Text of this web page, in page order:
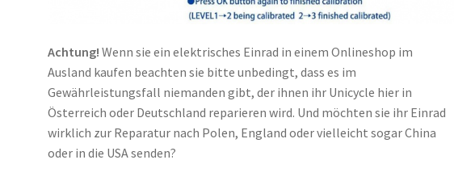
Achtung! Wenn sie ein elektrisches Einrad in einem Onlineshop im
Ausland kaufen beachten sie bitte unbedingt, dass es im
Gewährleistungsfall niemanden gibt, der ihnen ihr Unicycle hier in
Österreich oder Deutschland reparieren wird. Und möchten sie ihr Einrad
wirklich zur Reparatur nach Polen, England oder vielleicht sogar China
oder in die USA senden?